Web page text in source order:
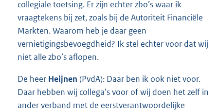
collegiale toetsing. Er zijn echter zbo’s waar ik
vraagtekens bij zet, zoals bij de Autoriteit Financiële
Markten. Waarom heb je daar geen
vernietigingsbevoegdheid? Ik stel echter voor dat wij
niet alle zbo’s aflopen.
De heer Heijnen (PvdA): Daar ben ik ook niet voor.
Daar hebben wij collega’s voor of wij doen het zelf in
ander verband met de eerstverantwoordelijke